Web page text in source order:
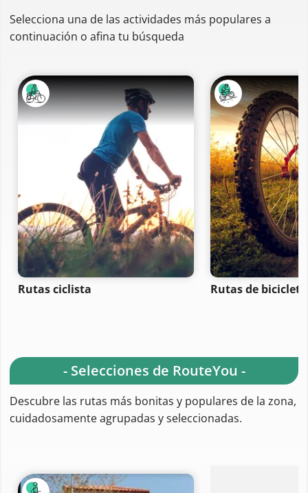
Selecciona una de las actividades más populares a
continuación o afina tu búsqueda
Rutas ciclista Rutas de
- Selecciones de RouteYou -
Descubre las rutas más bonitas y populares de la zona,
cuidadosamente agrupadas y seleccionadas.